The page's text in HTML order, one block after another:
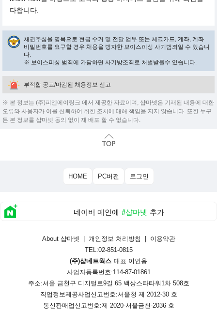
다합니다.
채권추심을 명목으로 현금 수거 및 전달 업무 또는 체크카드, 계좌, 계좌
비밀번호를 요구할 경우 채용을 빙자한 보이스피싱 사기범죄일 수 있습니
다.
※ 보이스피싱 범죄에 가담하면 사기방조죄로 처벌받을수 있습니다.
부적합 공고/마감된 채용정보 신고
※ 본 정보는 (주)피엔에이링크 에서 제공한 자료이며, 샵마넷은 기재된 내용에 대한
오류와 사용자가 이를 신뢰하여 취한 조치에 대해 책임을 지지 않습니다. 또한 누구
든 본 정보를 샵마넷 동의 없이 재 배포 할 수 없습니다.
HOME PC버전 로그인
네이버 메인에 #샵마넷 추가
About 샵마넷 개인정보 처리방침
이용약관
TEL:02-851-0815
(주)샵네트웍스 대표 이인용
사업자등록번호:114-87-01861
주소:서울 금천구 디지털로9길 65 백상스타타워1차 508호
직업정보제공사업신고번호:서울청 제 2012-30 호
통신판매업신고번호:제 2020-서울금천-2036 호